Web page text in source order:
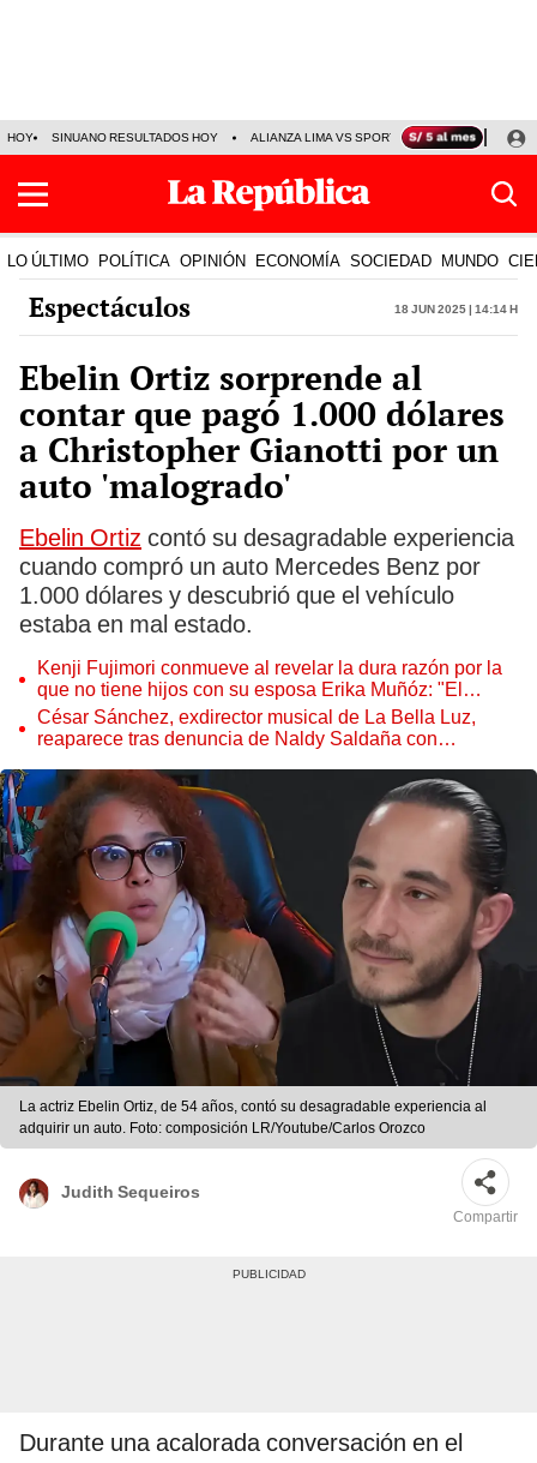
HOY SINUANO RESULTADOS HOY ALIANZA LIMA VS SPORT BOYS JORGE
LO ÚLTIMO POLÍTICA OPINIÓN ECONOMÍA SOCIEDAD MUNDO
Espectáculos 18 Jun 2025 | 14:14 h
Ebelin Ortiz sorprende al
contar que pagó 1.000 dólares
a Christopher Gianotti por un
auto 'malogrado'
Ebelin Ortiz contó su desagradable experiencia
cuando compró un auto Mercedes Benz por
1.000 dólares y descubrió que el vehículo
estaba en mal estado.
Kenji Fujimori conmueve al revelar la dura razón por la
que no tiene hijos con su esposa Erika Muñóz: "El
proceso judicial"
César Sánchez, exdirector musical de La Bella Luz,
reaparece tras denuncia de Naldy Saldaña con
La actriz Ebelin Ortiz, de 54 años, contó su desagradable experiencia al
adquirir un auto. Foto: composición LR/Youtube/Carlos Orozco
Judith Sequeiros
Compartir
Durante una acalorada conversación en el